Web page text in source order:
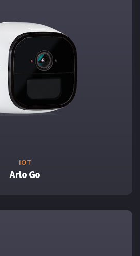
IOT
Arlo Go